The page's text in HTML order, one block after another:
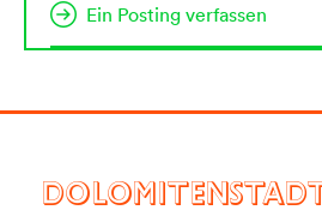
Ein Posting verfassen
DOLOMITENSTADT